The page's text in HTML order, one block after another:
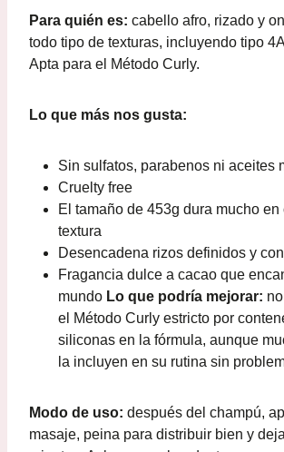
Para quién es: cabello afro, rizado y
todo tipo de texturas, incluyendo tipo
Apta para el Método Curly.
Lo que más nos gusta:
Sin sulfatos, parabenos ni aceites
Cruelty free
El tamaño de 453g dura mucho
textura
Desencadena rizos definidos y
Fragancia dulce a cacao que
mundo Lo que podría mejorar:
el Método Curly estricto por
siliconas en la fórmula, aunque
la incluyen en su rutina sin
Modo de uso: después del champú,
masaje, peina para distribuir bien y